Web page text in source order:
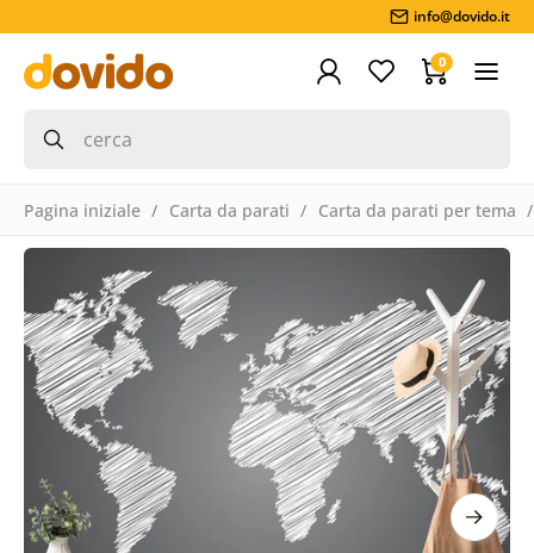
info@dovido.it
0
Pagina iniziale Carta da parati Carta da parati per tema